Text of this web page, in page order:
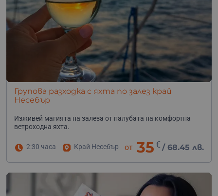
Групова разходка с яхта по залез край
Несебър
Изживей магията на залеза от палубата на комфортна
ветроходна яхта.
2:30 часа Край Несебър от 35 € / 68.45 лв.